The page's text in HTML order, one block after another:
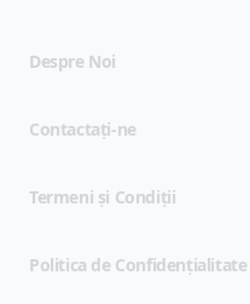
Despre Noi
Contactați-ne
Termeni și Condiții(opens in
Politica de Confidențialitate